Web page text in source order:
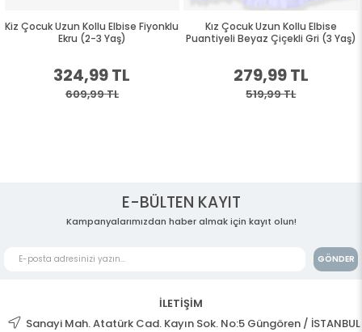
Kiz Çocuk Uzun Kollu Elbise Fiyonklu
Ekru (2-3 Yaş)
324,99 TL
609,99 TL
Kız Çocuk Uzun Kollu Elbise
Puantiyeli Beyaz Çiçekli Gri (3 Yaş)
279,99 TL
519,99 TL
E-BÜLTEN KAYIT
Kampanyalarımızdan haber almak için kayıt olun!
GÖNDER
İLETİŞİM
Sanayi Mah. Atatürk Cad. Kayın Sok. No:5 Güngören / İSTANBUL